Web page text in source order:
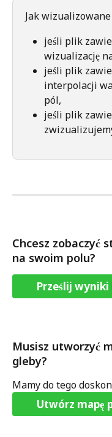
Jak wizualizowane
jeśli plik
wizualizację
jeśli plik
interpolacji
pól,
jeśli plik
Chcesz zobaczyć
na swoim polu?
Prześlij wyniki
Musisz utworzyć
gleby?
Mamy do tego
Utwórz mapę